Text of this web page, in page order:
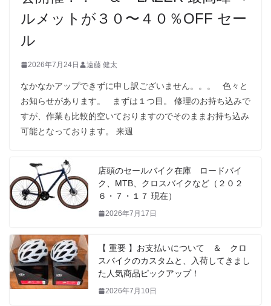
ルメットが３０〜４０％OFF セー
ル
2026年7月24日 遠藤 健太
なかなかアップできずに申し訳ございません。。。 色々と
お知らせがあります。 まずは１つ目。 修理のお持ち込みで
すが、作業も比較的空いておりますのでそのままお持ち込み
可能となっております。 来週
店頭のセールバイク在庫 ロードバイ
ク、MTB、クロスバイクなど（２０２
６・７・１７ 現在）
2026年7月17日
【 重要 】お支払いについて ＆ クロ
スバイクのカスタムと、入荷してきまし
た人気商品ピックアップ！
2026年7月10日